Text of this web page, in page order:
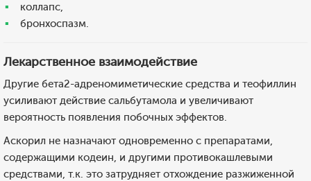
коллапс,
бронхоспазм.
Лекарственное взаимодействие
Другие бета2-адреномиметические средства и теофиллин
усиливают действие сальбутамола и увеличивают
вероятность появления побочных эффектов.
Аскорил не назначают одновременно с препаратами,
содержащими кодеин, и другими противокашлевыми
средствами, т.к. это затрудняет отхождение разжиженной